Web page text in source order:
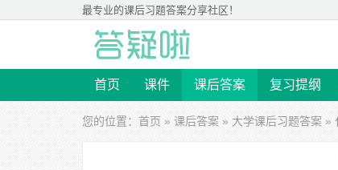
最专业的课后习题答案分享社区！
首页 课件 课后答案 复习提纲
您的位置： 首页 » 课后答案 » 大学课后习题答案 »